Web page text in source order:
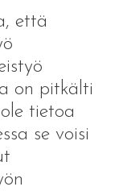
että
on pitkälti
tietoa
se voisi